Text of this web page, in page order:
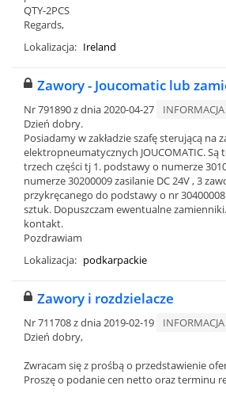
QTY-2PCS
Regards,
Lokalizacja: Ireland
Zawory - Joucomatic lub
Nr 791890 z dnia 2020-04-27
Dzień dobry.
Posiadamy w zakładzie szafę sterującą na
elektropneumatycznych JOUCOMATIC. Są
trzech części tj 1. podstawy o numerze
numerze 30200009 zasilanie DC 24V , 3
przykręcanego do podstawy o nr
sztuk. Dopuszczam ewentualne
kontakt.
Pozdrawiam
Lokalizacja: podkarpackie
Zawory i rozdzielacze
Nr 711708 z dnia 2019-02-19
Dzień dobry,
Zwracam się z prośbą o przedstawienie
Proszę o podanie cen netto oraz terminu